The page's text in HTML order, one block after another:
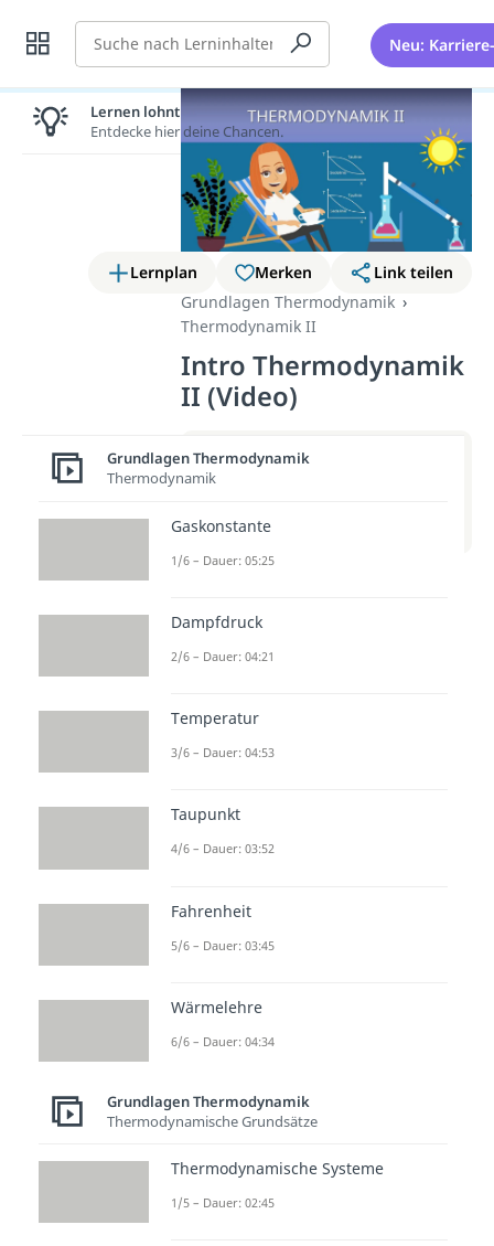
Suche Neu:
Lernplan Merken
Link teilen
Grundlagen Thermodynamik
Thermodynamik II
Intro Thermodynamik
II (Video)
Weitere Infos erhältst du im
Beitrag zum Video
Thermodynamik II
mehr über Thermodynamik II. Es
wird erklärt, wie sich Energie in
und welchen Einfluss dies auf die
Umgebung hat. Du lernst die
Temperatur, Druck und Volumen
kennen.
Beliebte Inhalte aus dem
he -
Grundl
he -
Zustan
Luft -
Lernen lohnt sich!
Entdecke hier deine Chancen.
Grundlagen Thermodynamik
Thermodynamik
Gaskonstante
1/6 – Dauer: 05:25
Dampfdruck
2/6 – Dauer: 04:21
Temperatur
3/6 – Dauer: 04:53
Taupunkt
4/6 – Dauer: 03:52
Fahrenheit
5/6 – Dauer: 03:45
Wärmelehre
6/6 – Dauer: 04:34
Grundlagen Thermodynamik
Thermodynamische Grundsätze
Thermodynamische Systeme
1/5 – Dauer: 02:45